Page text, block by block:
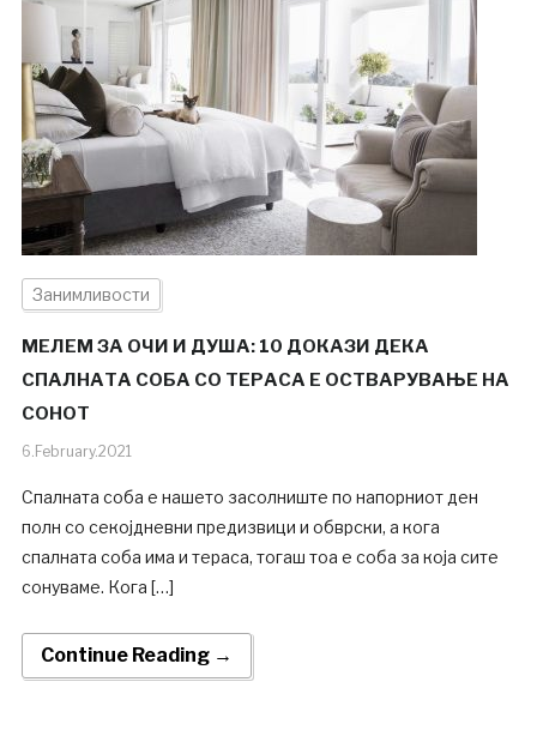
Занимливости
МЕЛЕМ ЗА ОЧИ И ДУША: 10 ДОКАЗИ ДЕКА
СПАЛНАТА СОБА СО ТЕРАСА Е ОСТВАРУВАЊЕ НА
СОНОТ
6.February.2021
Спалната соба е нашето засолниште по напорниот ден
полн со секојдневни предизвици и обврски, а кога
спалната соба има и тераса, тогаш тоа е соба за која сите
сонуваме. Кога […]
Continue Reading →